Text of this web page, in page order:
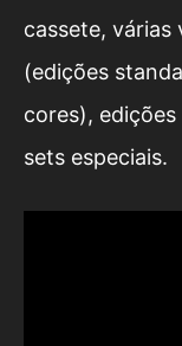
cassete, várias
(edições
cores),
sets especiais.